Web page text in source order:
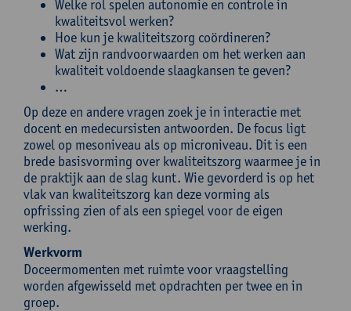
Welke rol spelen autonomie en controle in
kwaliteitsvol werken?
Hoe kun je kwaliteitszorg coördineren?
Wat zijn randvoorwaarden om het werken aan
kwaliteit voldoende slaagkansen te geven?
…
Op deze en andere vragen zoek je in interactie met
docent en medecursisten antwoorden. De focus ligt
zowel op mesoniveau als op microniveau. Dit is een
brede basisvorming over kwaliteitszorg waarmee je in
de praktijk aan de slag kunt. Wie gevorderd is op het
vlak van kwaliteitszorg kan deze vorming als
opfrissing zien of als een spiegel voor de eigen
werking.
Werkvorm
Doceermomenten met ruimte voor vraagstelling
worden afgewisseld met opdrachten per twee en in
groep.